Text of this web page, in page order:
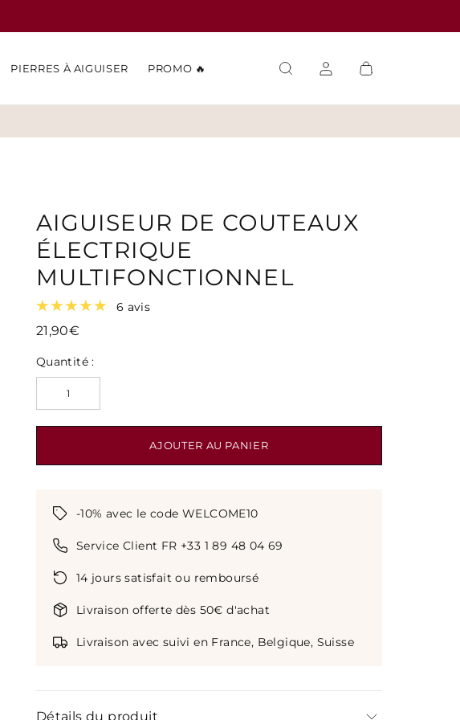
PIERRES À AIGUISER PROMO 🔥
AIGUISEUR DE COUTEAUX
ÉLECTRIQUE
MULTIFONCTIONNEL
6 avis
21,90€
Quantité :
AJOUTER AU PANIER
-10% avec le code WELCOME10
Service Client FR +33 1 89 48 04 69
14 jours satisfait ou remboursé
Livraison offerte dès 50€ d'achat
Livraison avec suivi en France, Belgique, Suisse
Détails du produit